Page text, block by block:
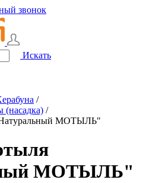
звонок
Искать
/
(насадка) /
МОТЫЛЬ"
МОТЫЛЬ"